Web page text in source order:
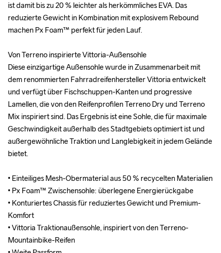
ist damit bis zu 20 % leichter als herkömmliches EVA. Das
reduzierte Gewicht in Kombination mit explosivem Rebound
machen Px Foam™ perfekt für jeden Lauf.
Von Terreno inspirierte Vittoria-Außensohle
Diese einzigartige Außensohle wurde in Zusammenarbeit mit
dem renommierten Fahrradreifenhersteller Vittoria entwickelt
und verfügt über Fischschuppen-Kanten und progressive
Lamellen, die von den Reifenprofilen Terreno Dry und Terreno
Mix inspiriert sind. Das Ergebnis ist eine Sohle, die für maximale
Geschwindigkeit außerhalb des Stadtgebiets optimiert ist und
außergewöhnliche Traktion und Langlebigkeit in jedem Gelände
bietet.
• Einteiliges Mesh-Obermaterial aus 50 % recycelten Materialien
• Px Foam™ Zwischensohle: überlegene Energierückgabe
• Konturiertes Chassis für reduziertes Gewicht und Premium-
Komfort
• Vittoria Traktionaußensohle, inspiriert von den Terreno-
Mountainbike-Reifen
ist damit bis zu 20 % leichter als herkömmliches EVA. Das
reduzierte Gewicht in Kombination mit explosivem Rebound
machen Px Foam™ perfekt für jeden Lauf.
Von Terreno inspirierte Vittoria-Außensohle
Diese einzigartige Außensohle wurde in Zusammenarbeit mit
dem renommierten Fahrradreifenhersteller Vittoria entwickelt
und verfügt über Fischschuppen-Kanten und progressive
Lamellen, die von den Reifenprofilen Terreno Dry und Terreno
Mix inspiriert sind. Das Ergebnis ist eine Sohle, die für maximale
Geschwindigkeit außerhalb des Stadtgebiets optimiert ist und
außergewöhnliche Traktion und Langlebigkeit in jedem Gelände
bietet.
• Einteiliges Mesh-Obermaterial aus 50 % recycelten Materialien
• Px Foam™ Zwischensohle: überlegene Energierückgabe
• Konturiertes Chassis für reduziertes Gewicht und Premium-
Komfort
• Vittoria Traktionaußensohle, inspiriert von den Terreno-
Mountainbike-Reifen